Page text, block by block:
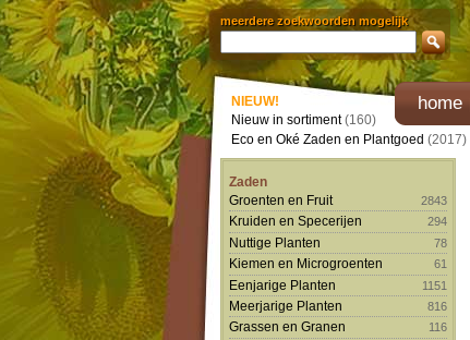
meerdere zoekwoorden mogelijk
home
NIEUW!
Nieuw in sortiment(160)
Eco en Oké Zaden en Plantgoed (2017)
Zaden
Groenten en Fruit
2843
Kruiden en Specerijen 294
Nuttige Planten 78
Kiemen en Microgroenten 61
Eenjarige Planten 1151
Meerjarige Planten 816
Grassen en Granen 116